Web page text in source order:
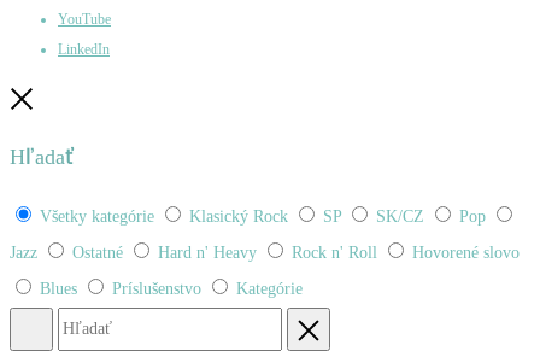
YouTube
LinkedIn
Hľadať
Všetky kategórie Klasický Rock SP SK/CZ
Pop
Jazz
Ostatné Hard n' Heavy Rock n' Roll
Hovorené slovo
Blues
Príslušenstvo Kategórie